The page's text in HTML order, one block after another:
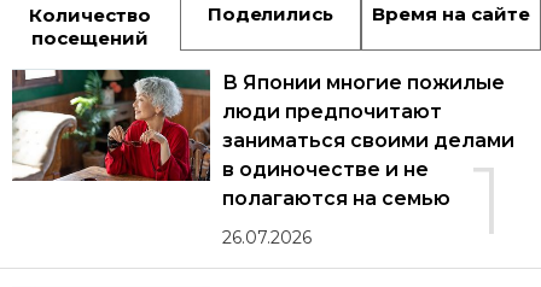
Количество
посещений
Поделились Время на сайте
1
В Японии многие пожилые
люди предпочитают
заниматься своими делами
в одиночестве и не
полагаются на семью
26.07.2026